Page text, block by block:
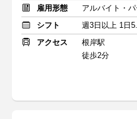
雇用形態
アルバイト・パ
シフト
週3日以上 1日
アクセス
根岸駅
徒歩2分